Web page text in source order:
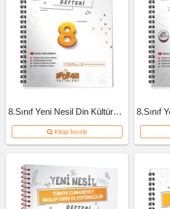
8.Sınıf Yeni Nesil Din Kültürü Defteri
Kitap İncele